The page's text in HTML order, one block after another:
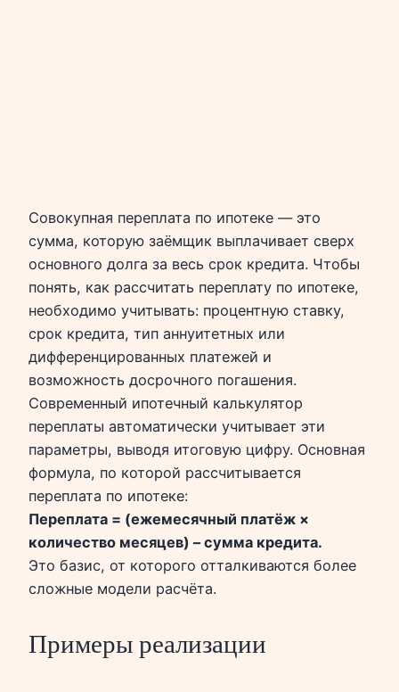
Совокупная переплата по ипотеке — это
сумма, которую заёмщик выплачивает сверх
основного долга за весь срок кредита. Чтобы
понять, как рассчитать переплату по ипотеке,
необходимо учитывать: процентную ставку,
срок кредита, тип аннуитетных или
дифференцированных платежей и
возможность досрочного погашения.
Современный ипотечный калькулятор
переплаты автоматически учитывает эти
параметры, выводя итоговую цифру. Основная
формула, по которой рассчитывается
переплата по ипотеке:
Переплата = (ежемесячный платёж ×
количество месяцев) – сумма кредита.
Это базис, от которого отталкиваются более
сложные модели расчёта.
Примеры реализации